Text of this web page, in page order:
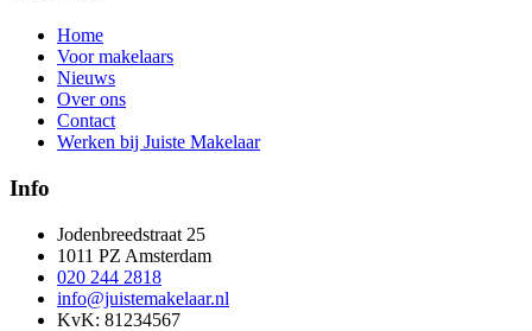
Home
Voor makelaars
Nieuws
Over ons
Contact
Werken bij Juiste Makelaar
Info
Jodenbreedstraat 25
1011 PZ Amsterdam
020 244 2818
info@juistemakelaar.nl
KvK: 81234567